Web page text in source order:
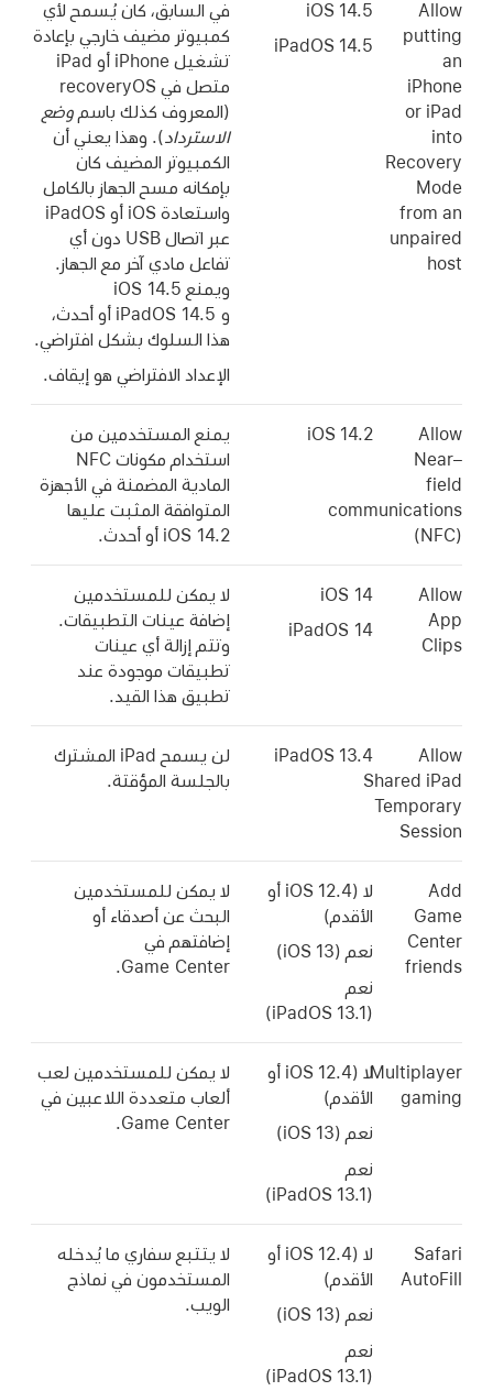
Allow
putting
an
iPhone
or iPad
into
Recovery
Mode
from an
unpaired
host
iOS 14.5
iPadOS 14.5
في السابق، كان يُسمح لأي
كمبيوتر مضيف خارجي بإعادة
تشغيل iPhone أو iPad
متصل في recoveryOS
(المعروف كذلك باسم وضع
الاسترداد ). وهذا يعني أن
الكمبيوتر المضيف كان
بإمكانه مسح الجهاز بالكامل
واستعادة iOS أو iPadOS
عبر اتصال USB دون أي
تفاعل مادي آخر مع الجهاز.
ويمنع iOS 14.5
و iPadOS 14.5 أو أحدث،
هذا السلوك بشكل افتراضي.
الإعداد الافتراضي هو إيقاف.
Allow
Near–
field
communications
(NFC)
iOS 14.2
يمنع المستخدمين من
استخدام مكونات NFC
المادية المضمنة في الأجهزة
المتوافقة المثبت عليها
iOS 14.2 أو أحدث.
Allow
App
Clips
iOS 14
iPadOS 14
لا يمكن للمستخدمين
إضافة عينات التطبيقات.
وتتم إزالة أي عينات
تطبيقات موجودة عند
تطبيق هذا القيد.
Allow
Shared iPad
Temporary
Session
iPadOS 13.4 لن يسمح iPad المشترك
بالجلسة المؤقتة.
Add
Game
Center
friends
لا (iOS 12.4 أو
الأقدم)
نعم (iOS 13
)
نعم
(
iPadOS 13.1)
لا يمكن للمستخدمين
البحث عن أصدقاء أو
إضافتهم في
Game Center.
Multiplayer
gaming
لا (iOS 12.4 أو
الأقدم)
نعم (iOS 13
)
نعم
(
iPadOS 13.1)
لا يمكن للمستخدمين لعب
ألعاب متعددة اللاعبين في
Game Center.
Safari
AutoFill
لا (iOS 12.4 أو
الأقدم)
نعم (iOS 13
)
نعم
(
iPadOS 13.1)
لا يتتبع سفاري ما يُدخله
المستخدمون في نماذج
الويب.